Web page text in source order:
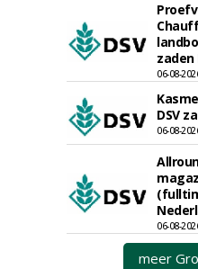
zaden
06-08-
DSV
06-08-
06-08-
meer